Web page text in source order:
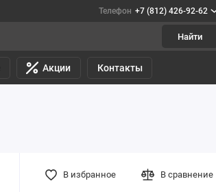
Телефон +7 (812) 426-92-62
Найти
Акции Контакты
В избранное В сравнение